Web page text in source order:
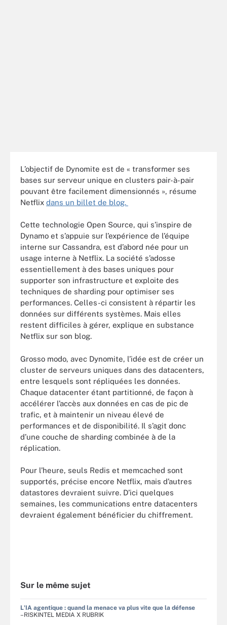
L’objectif de Dynomite est de « transformer ses
bases sur serveur unique en clusters pair-à-pair
pouvant être facilement dimensionnés », résume
Netflix dans un billet de blog.
Cette technologie Open Source, qui s’inspire de
Dynamo et s’appuie sur l’expérience de l’équipe
interne sur Cassandra, est d’abord née pour un
usage interne à Netflix. La société s’adosse
essentiellement à des bases uniques pour
supporter son infrastructure et exploite des
techniques de sharding pour optimiser ses
performances. Celles-ci consistent à répartir les
données sur différents systèmes. Mais elles
restent difficiles à gérer, explique en substance
Netflix sur son blog.
Grosso modo, avec Dynomite, l’idée est de créer un
cluster de serveurs uniques dans des datacenters,
entre lesquels sont répliquées les données.
Chaque datacenter étant partitionné, de façon à
accélérer l’accès aux données en cas de pic de
trafic, et à maintenir un niveau élevé de
performances et de disponibilité. Il s’agit donc
d’une couche de sharding combinée à de la
réplication.
Pour l’heure, seuls Redis et memcached sont
supportés, précise encore Netflix, mais d’autres
datastores devraient suivre. D’ici quelques
semaines, les communications entre datacenters
devraient également bénéficier du chiffrement.
Sur le même sujet
L'IA agentique : quand la menace va plus vite que la défense
–RISKINTEL MEDIA X RUBRIK